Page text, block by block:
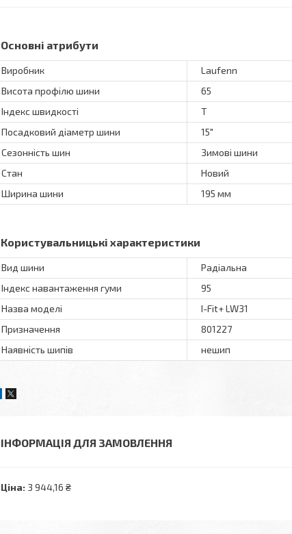
Основні атрибути
Виробник
Laufenn
Висота профілю шини
65
Індекс швидкості
T
Посадковий діаметр шини
15"
Сезонність шин
Зимові шини
Стан
Новий
Ширина шини
195 мм
Користувальницькі характеристики
Вид шини
Радіальна
Індекс навантаження гуми
95
Назва моделі
I-Fit+ LW31
Призначення
801227
Наявність шипів
нешип
ІНФОРМАЦІЯ ДЛЯ ЗАМОВЛЕННЯ
Ціна: 3 944,16 ₴